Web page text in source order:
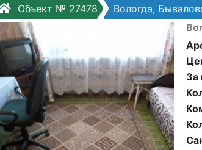
Объект № 27478
Вологда,
За